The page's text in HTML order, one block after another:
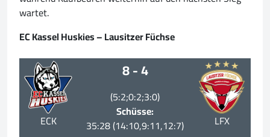
wartet.
EC Kassel Huskies – Lausitzer Füchse
ECK
8 - 4
(5:2;0:2;3:0)
Schüsse:
35:28 (14:10,9:11,12:7)
LFX